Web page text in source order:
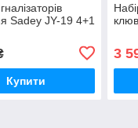
Sadey JY-19 4+1
Купити
3